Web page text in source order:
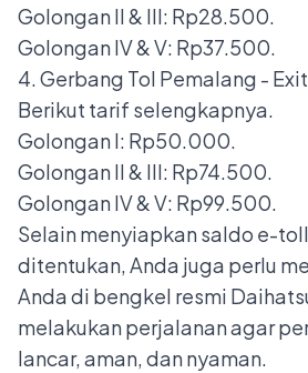
Golongan II & III: Rp28.500.
Golongan IV & V: Rp37.500.
4. Gerbang Tol Pemalang -
Berikut tarif selengkapnya.
Golongan I: Rp50.000.
Golongan II & III: Rp74.500.
Golongan IV & V: Rp99.500.
Selain menyiapkansaldo e-toll
ditentukan, Anda juga perlu
Anda di bengkel resmi
melakukan perjalanan agar
lancar, aman, dan nyaman.